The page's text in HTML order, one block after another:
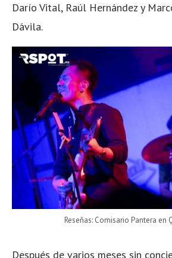
Darío Vital, Raúl Hernández y
Dávila.
Reseñas: Comisario Pantera en
Después de varios meses sin